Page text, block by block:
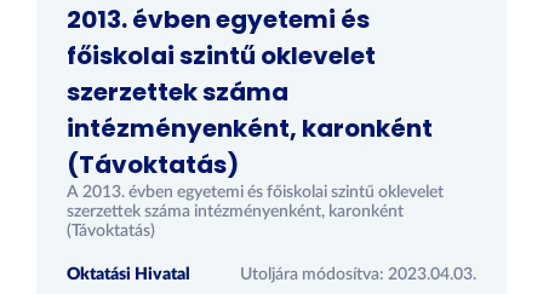
2013. évben egyetemi és
főiskolai szintű oklevelet
szerzettek száma
intézményenként, karonként
(Távoktatás)
A 2013. évben egyetemi és főiskolai szintű oklevelet
szerzettek száma intézményenként, karonként
(Távoktatás)
Oktatási Hivatal Utoljára módosítva: 2023.04.03.